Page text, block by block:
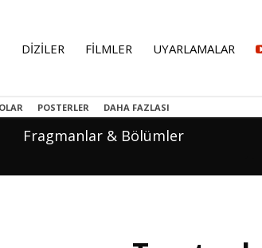
DİZİLER FİLMLER UYARLAMALAR
POSTERLER DAHA FAZLASI
Fragmanlar & Bölümler